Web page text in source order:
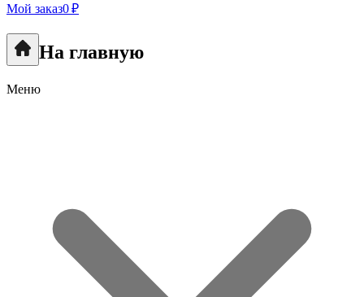
Мой заказ0 ₽
На главную
Меню